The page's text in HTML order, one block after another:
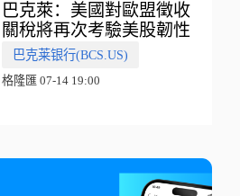
巴克萊：美國對歐盟徵收
關稅將再次考驗美股韌性
巴克莱银行(BCS.US)
格隆匯 07-14 19:00